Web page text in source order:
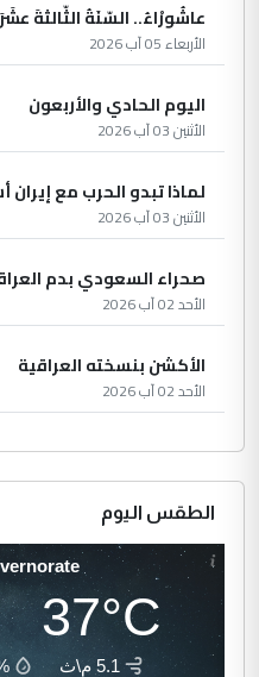
عاشُورْاءُ.. السّنَةُ الثّالثةَ
الأربعاء 05 آب 2026
اليوم الحادي والأربعون
الأثنين 03 آب 2026
لماذا تبدو الحرب مع
الأثنين 03 آب 2026
صحراء السعودي بدم
الأحد 02 آب 2026
الأكشن بنسخته العراقية
الأحد 02 آب 2026
الطقس اليوم
37°C
5.1 م\ث